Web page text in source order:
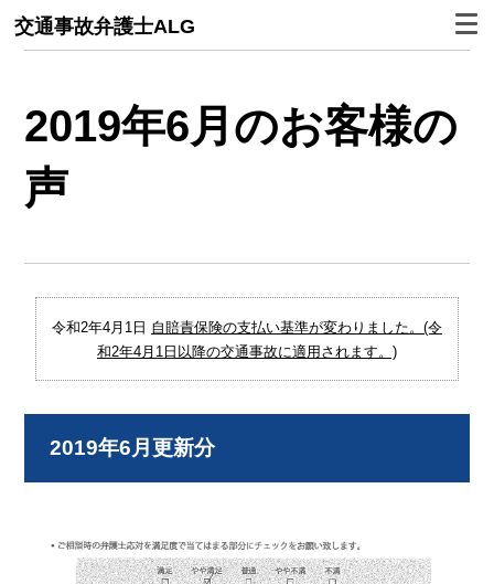
交通事故弁護士ALG
2019年6月のお客様の
声
令和2年4月1日 自賠責保険の支払い基準が変わりました。(令
和2年4月1日以降の交通事故に適用されます。)
2019年6月更新分